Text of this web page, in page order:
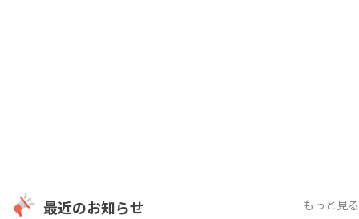
最近のお知らせ もっと見る